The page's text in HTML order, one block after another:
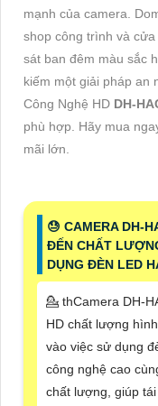
mạnh của camera.
shop công trình và
sát ban đêm màu sắc
kiếm một giải pháp an
Công Nghệ HD DH-
phù hợp. Hãy mua
mãi lớn.
😓 CAMERA DH-
ĐẾN CHẤT
DỤNG ĐÈN LED
💁 thCamera DH-
HD chất lượng
vào việc sử dụng
công nghệ cao
chất lượng, giúp